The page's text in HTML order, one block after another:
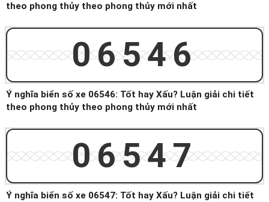
theo phong thủy theo phong thủy mới nhất
06546
Ý nghĩa biển số xe 06546: Tốt hay Xấu? Luận giải chi tiết
theo phong thủy theo phong thủy mới nhất
06547
Ý nghĩa biển số xe 06547: Tốt hay Xấu? Luận giải chi tiết